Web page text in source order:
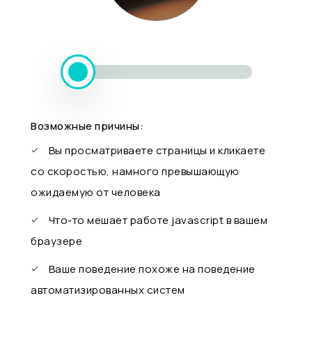
Возможные причины:
Вы просматриваете страницы и кликаете
со скоростью, намного превышающую
ожидаемую от человека
Что-то мешает работе javascript в вашем
браузере
Ваше поведение похоже на поведение
автоматизированных систем